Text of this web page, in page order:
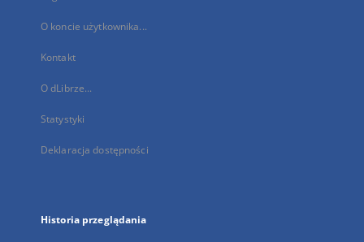
O koncie użytkownika...
Kontakt
O dLibrze...
Statystyki
Deklaracja dostępności
Historia przeglądania